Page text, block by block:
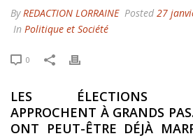
ByREDACTION LORRAINE Posted 27
In Politique et Société
0
LES ÉLECTIONS
APPROCHENT À GRANDS
ONT PEUT-ÊTRE DÉJÀ